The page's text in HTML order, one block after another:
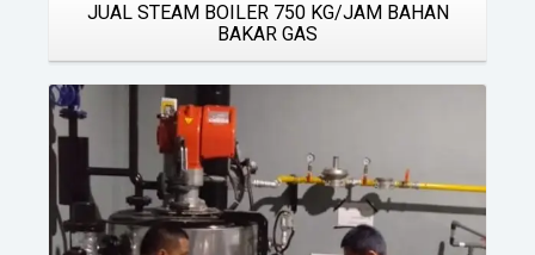
JUAL STEAM BOILER 750 KG/JAM BAHAN
BAKAR GAS
Details